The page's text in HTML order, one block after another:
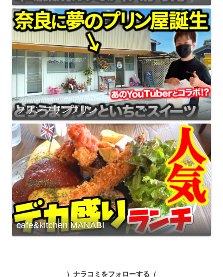
プリンプリンプリン
cafe&kitchen MANABI
ナラコミをフォローする